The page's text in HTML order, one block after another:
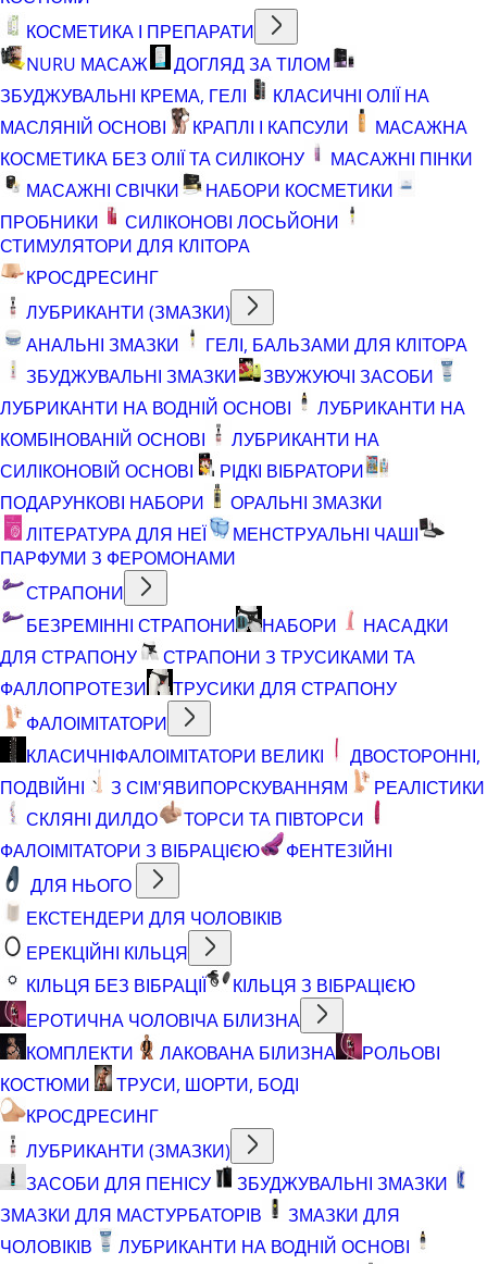
КОСМЕТИКА І ПРЕПАРАТИ
NURU МАСАЖ
ДОГЛЯД ЗА ТІЛОМ
ЗБУДЖУВАЛЬНІ КРЕМА, ГЕЛІ
КЛАСИЧНІ ОЛІЇ НА
МАСЛЯНІЙ ОСНОВІ
КРАПЛІ І КАПСУЛИ
МАСАЖНА
КОСМЕТИКА БЕЗ ОЛІЇ ТА СИЛІКОНУ
МАСАЖНІ ПІНКИ
МАСАЖНІ СВІЧКИ
НАБОРИ КОСМЕТИКИ
ПРОБНИКИ
СИЛІКОНОВІ ЛОСЬЙОНИ
СТИМУЛЯТОРИ ДЛЯ КЛІТОРА
КРОСДРЕСИНГ
ЛУБРИКАНТИ (ЗМАЗКИ)
АНАЛЬНІ ЗМАЗКИ
ГЕЛІ, БАЛЬЗАМИ ДЛЯ КЛІТОРА
ЗБУДЖУВАЛЬНІ ЗМАЗКИ
ЗВУЖУЮЧІ ЗАСОБИ
ЛУБРИКАНТИ НА ВОДНІЙ ОСНОВІ
ЛУБРИКАНТИ НА
КОМБІНОВАНІЙ ОСНОВІ
ЛУБРИКАНТИ НА
СИЛІКОНОВІЙ ОСНОВІ
РІДКІ ВІБРАТОРИ
ПОДАРУНКОВІ НАБОРИ
ОРАЛЬНІ ЗМАЗКИ
ЛІТЕРАТУРА ДЛЯ НЕЇ
МЕНСТРУАЛЬНІ ЧАШІ
ПАРФУМИ З ФЕРОМОНАМИ
СТРАПОНИ
БЕЗРЕМІННІ СТРАПОНИ
НАБОРИ
НАСАДКИ
ДЛЯ СТРАПОНУ
СТРАПОНИ З ТРУСИКАМИ ТА
ФАЛЛОПРОТЕЗИ
ТРУСИКИ ДЛЯ СТРАПОНУ
ФАЛОІМІТАТОРИ
КЛАСИЧНІФАЛОІМІТАТОРИ ВЕЛИКІ
ДВОСТОРОННІ,
ПОДВІЙНІ
З СІМ'ЯВИПОРСКУВАННЯМ
РЕАЛІСТИКИ
СКЛЯНІ ДИЛДО
ТОРСИ ТА ПІВТОРСИ
ФАЛОІМІТАТОРИ З ВІБРАЦІЄЮ
ФЕНТЕЗІЙНІ
ДЛЯ НЬОГО
ЕКСТЕНДЕРИ ДЛЯ ЧОЛОВІКІВ
ЕРЕКЦІЙНІ КІЛЬЦЯ
КІЛЬЦЯ БЕЗ ВІБРАЦІЇ
КІЛЬЦЯ З ВІБРАЦІЄЮ
ЕРОТИЧНА ЧОЛОВІЧА БІЛИЗНА
КОМПЛЕКТИ
ЛАКОВАНА БІЛИЗНА
РОЛЬОВІ
КОСТЮМИ
ТРУСИ, ШОРТИ, БОДІ
КРОСДРЕСИНГ
ЛУБРИКАНТИ (ЗМАЗКИ)
ЗАСОБИ ДЛЯ ПЕНІСУ
ЗБУДЖУВАЛЬНІ ЗМАЗКИ
ЗМАЗКИ ДЛЯ МАСТУРБАТОРІВ
ЗМАЗКИ ДЛЯ
ЧОЛОВІКІВ
ЛУБРИКАНТИ НА ВОДНІЙ ОСНОВІ